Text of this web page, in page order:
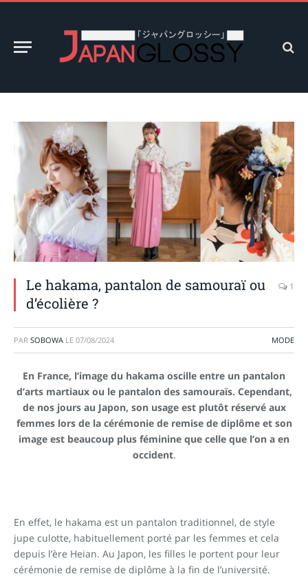
Le hakama, pantalon de samouraï ou
d’écolière ?
1
PAR SOBOWA LE 07/08/2024 MODE
En France, l’image du hakama oscille entre un pantalon
d’arts martiaux ou le pantalon des samouraïs. Cependant,
de nos jours au Japon, son usage est plutôt réservé aux
femmes lors de la cérémonie de remise de diplôme et son
image est beaucoup plus féminine que celle que l’on a en
occident.
En effet, le hakama est un pantalon traditionnel, de style
jupe culotte, habituellement porté par les femmes et cela
depuis l’ère Heian. Au Japon, les filles le portent pour leur
cérémonie de remise de diplôme à la fin de l’université.